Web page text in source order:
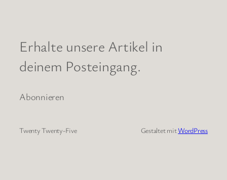
Erhalte unsere Artikel in
deinem Posteingang.
Abonnieren
Twenty Twenty-Five Gestaltet mitWordPress